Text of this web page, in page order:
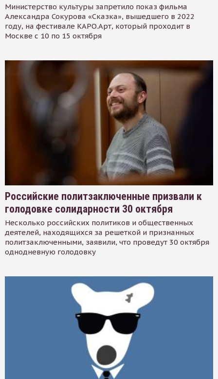
Министерство культуры запретило показ фильма
Александра Сокурова «Сказка», вышедшего в 2022
году, на фестивале КАРО.Арт, который проходит в
Москве с 10 по 15 октября
Российские политзаключенные призвали к
голодовке солидарности 30 октября
Несколько российских политиков и общественных
деятелей, находящихся за решеткой и признанных
политзаключенными, заявили, что проведут 30 октября
однодневную голодовку